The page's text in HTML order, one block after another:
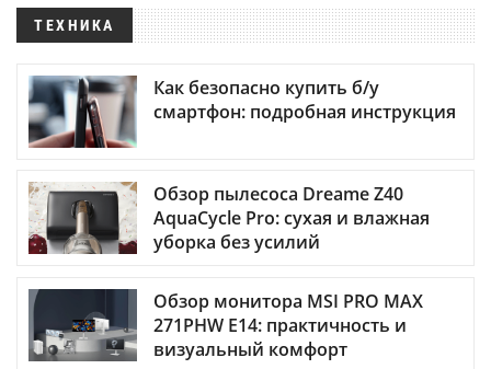
ТЕХНИКА
Как безопасно купить б/у
смартфон: подробная инструкция
Обзор пылесоса Dreame Z40
AquaCycle Pro: сухая и влажная
уборка без усилий
Обзор монитора MSI PRO MAX
271PHW E14: практичность и
визуальный комфорт